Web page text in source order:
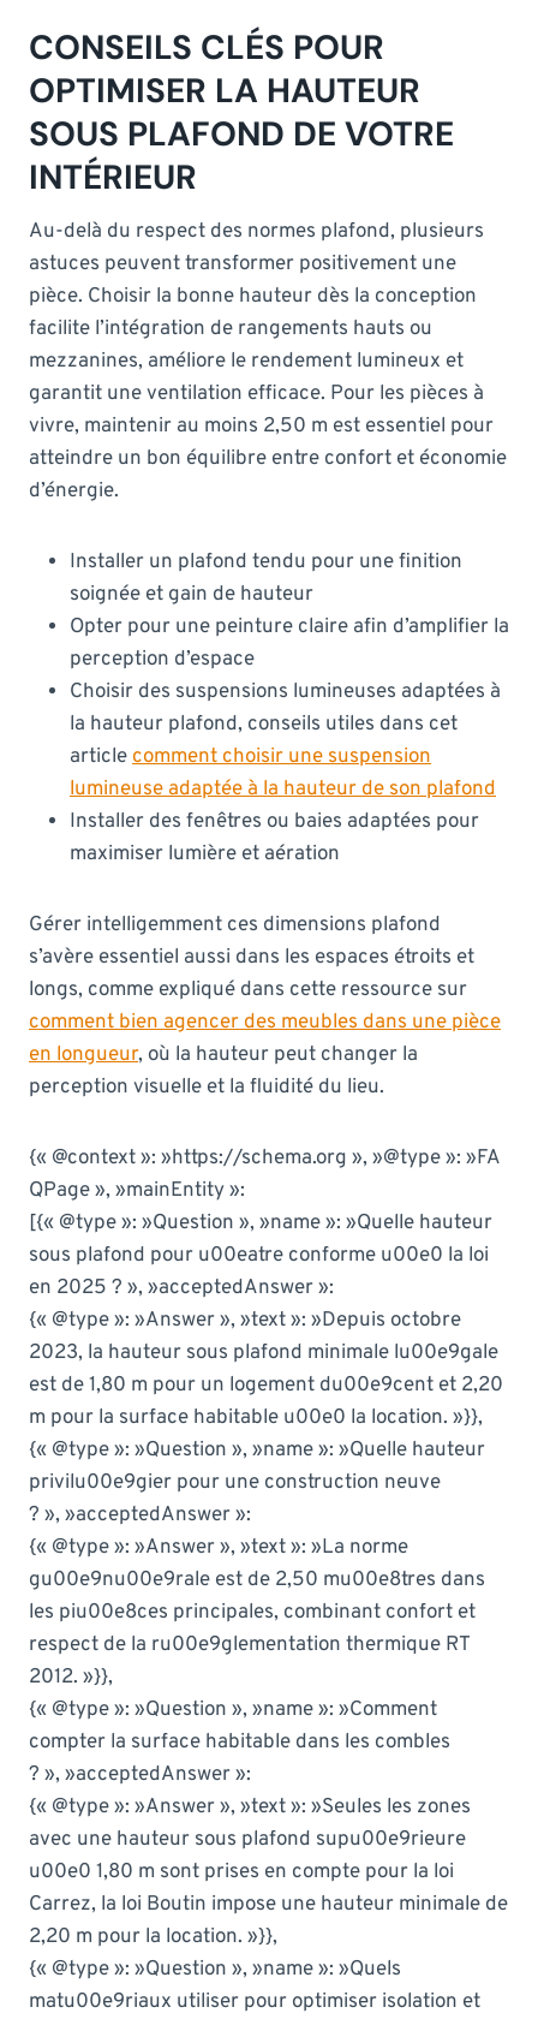
CONSEILS CLÉS POUR
OPTIMISER LA HAUTEUR
SOUS PLAFOND DE VOTRE
INTÉRIEUR
Au-delà du respect des normes plafond, plusieurs
astuces peuvent transformer positivement une
pièce. Choisir la bonne hauteur dès la conception
facilite l’intégration de rangements hauts ou
mezzanines, améliore le rendement lumineux et
garantit une ventilation efficace. Pour les pièces à
vivre, maintenir au moins 2,50 m est essentiel pour
atteindre un bon équilibre entre confort et économie
d’énergie.
Installer un plafond tendu pour une finition
soignée et gain de hauteur
Opter pour une peinture claire afin d’amplifier la
perception d’espace
Choisir des suspensions lumineuses adaptées à
la hauteur plafond, conseils utiles dans cet
articlecomment choisir une suspension
lumineuse adaptée à la hauteur de son plafond
Installer des fenêtres ou baies adaptées pour
maximiser lumière et aération
Gérer intelligemment ces dimensions plafond
s’avère essentiel aussi dans les espaces étroits et
longs, comme expliqué dans cette ressource sur
comment bien agencer des meubles dans une pièce
en longueur, où la hauteur peut changer la
perception visuelle et la fluidité du lieu.
{« @context »: »https://schema.org », »@type »: »FA
QPage », »mainEntity »:
[{« @type »: »Question », »name »: »Quelle hauteur
sous plafond pour u00eatre conforme u00e0 la loi
en 2025 ? », »acceptedAnswer »:
{« @type »: »Answer », »text »: »Depuis octobre
2023, la hauteur sous plafond minimale lu00e9gale
est de 1,80 m pour un logement du00e9cent et 2,20
m pour la surface habitable u00e0 la location. »}},
{« @type »: »Question », »name »: »Quelle hauteur
privilu00e9gier pour une construction neuve
? », »acceptedAnswer »:
{« @type »: »Answer », »text »: »La norme
gu00e9nu00e9rale est de 2,50 mu00e8tres dans
les piu00e8ces principales, combinant confort et
respect de la ru00e9glementation thermique RT
2012. »}},
{« @type »: »Question », »name »: »Comment
compter la surface habitable dans les combles
? », »acceptedAnswer »:
{« @type »: »Answer », »text »: »Seules les zones
avec une hauteur sous plafond supu00e9rieure
u00e0 1,80 m sont prises en compte pour la loi
Carrez, la loi Boutin impose une hauteur minimale de
2,20 m pour la location. »}},
{« @type »: »Question », »name »: »Quels
matu00e9riaux utiliser pour optimiser isolation et